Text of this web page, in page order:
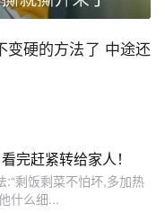
变硬的方法了 中途还
完赶紧转给家人！
剩饭剩菜不怕坏,多加热
什么细...